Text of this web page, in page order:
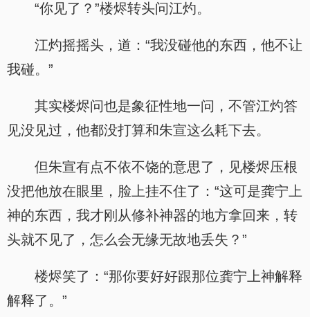
“你见了？”楼烬转头问江灼。
江灼摇摇头，道：“我没碰他的东西，他不让
我碰。”
其实楼烬问也是象征性地一问，不管江灼答
见没见过，他都没打算和朱宣这么耗下去。
但朱宣有点不依不饶的意思了，见楼烬压根
没把他放在眼里，脸上挂不住了：“这可是龚宁上
神的东西，我才刚从修补神器的地方拿回来，转
头就不见了，怎么会无缘无故地丢失？”
楼烬笑了：“那你要好好跟那位龚宁上神解释
解释了。”